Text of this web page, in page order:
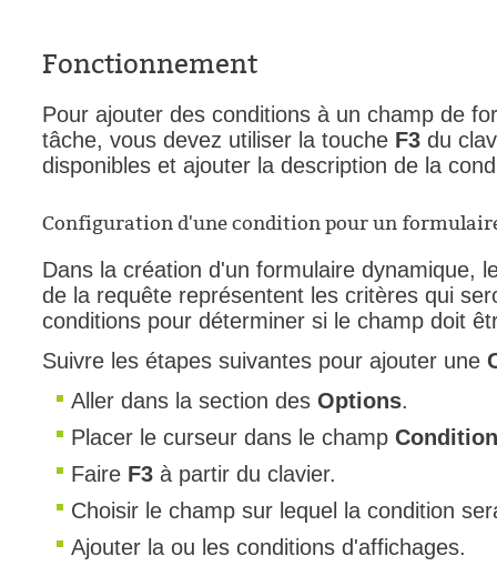
Utilisation
Utilisation
Webinaires
Webtech
WMI
Fonctionnement
Pour ajouter des conditions à un champ de
tâche, vous devez utiliser la touche F3 du
disponibles et ajouter la description de la
Configuration d'une condition pour un
Dans la création d'un formulaire dynamique,
de la requête représentent les critères qui
conditions pour déterminer si le champ doit
Suivre les étapes suivantes pour ajouter une
Aller dans la section des Options.
Placer le curseur dans le champ
Faire F3 à partir du clavier.
Choisir le champ sur lequel la condition
Ajouter la ou les conditions d'affichages.